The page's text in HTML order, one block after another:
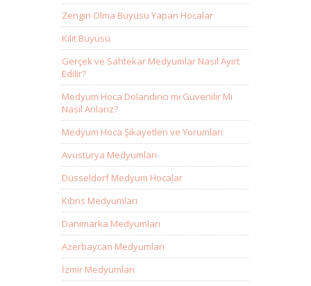
Zengin Olma Büyüsü Yapan Hocalar
Kilit Büyüsü
Gerçek ve Sahtekar Medyumlar Nasıl Ayırt
Edilir?
Medyum Hoca Dolandırıcı mı Güvenilir Mi
Nasıl Anlarız?
Medyum Hoca Şikayetleri ve Yorumları
Avusturya Medyumları
Düsseldorf Medyum Hocalar
Kıbrıs Medyumları
Danimarka Medyumları
Azerbaycan Medyumları
İzmir Medyumları